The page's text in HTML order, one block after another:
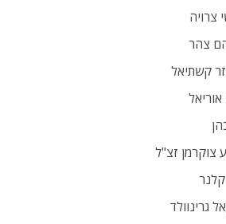
צרויה
צהר
קשתיאל
צוקרמן זצ"ל
גרינוולד